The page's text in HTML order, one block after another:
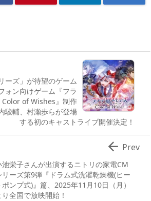
ーズ」が待望のゲーム
ォン向けゲーム『フラ
Color of Wishes』制作
駿輔、村瀬歩らが登場
する初のキャストライブ開催決定！
池栄子さんが出演するニトリの家電CM
リーズ第9弾『ドラム式洗濯乾燥機(ヒー
ポンプ式)』篇、2025年11月10日（月）
り全国で放映開始！
 Prev